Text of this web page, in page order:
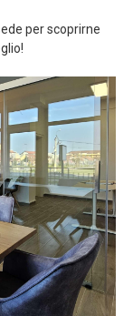
per scoprirne